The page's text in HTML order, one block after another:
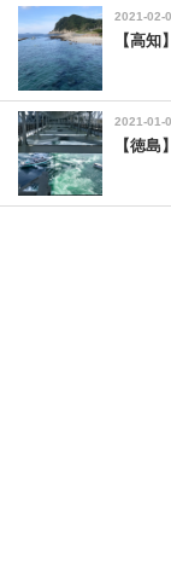
2021-02-
【高
2021-01-
【徳